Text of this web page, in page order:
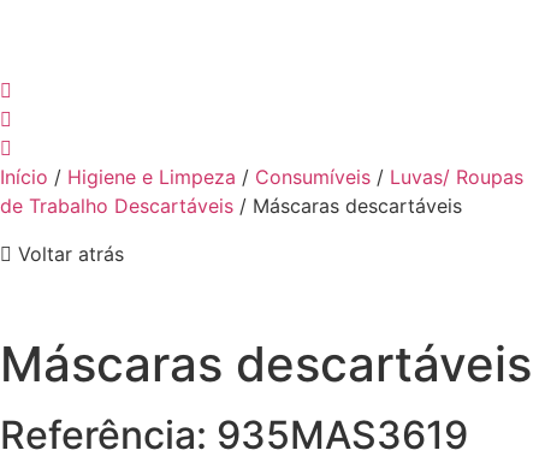
Início / Higiene e Limpeza / Consumíveis / Luvas/ Roupas
de Trabalho Descartáveis / Máscaras descartáveis
Voltar atrás
Máscaras descartáveis
Referência: 935MAS3619